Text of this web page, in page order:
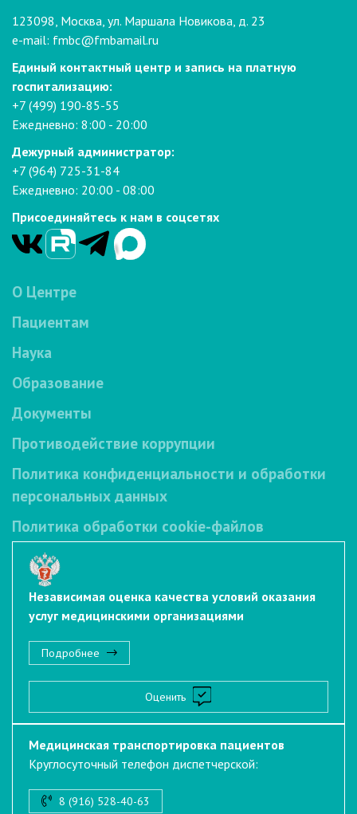
123098, Москва, ул. Маршала Новикова, д. 23
e-mail: fmbc@fmbamail.ru
Единый контактный центр и запись на платную
госпитализацию:
+7 (499) 190-85-55
Ежедневно: 8:00 - 20:00
Дежурный администратор:
+7 (964) 725-31-84
Ежедневно: 20:00 - 08:00
Присоединяйтесь к нам в соцсетях
О Центре
Пациентам
Наука
Образование
Документы
Противодействие коррупции
Политика конфиденциальности и обработки
персональных данных
Политика обработки cookie-файлов
Независимая оценка качества условий оказания
услуг медицинскими организациями
Подробнее
Оценить
Медицинская транспортировка пациентов
Круглосуточный телефон диспетчерской:
8 (916) 528-40-63